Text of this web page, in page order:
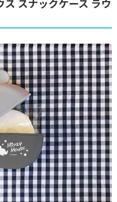
スナックケース ラウ